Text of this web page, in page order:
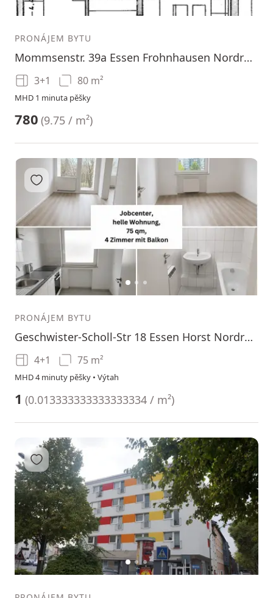
12
PRONÁJEM BYTU
Mommsenstr. 39a Essen Frohnhausen Nordrhein-Westfalen 45144
3+1 80 m²
MHD 1 minuta pěšky
780 (9.75 / m²)
12 3
Přidat do oblíbených
PRONÁJEM BYTU
Geschwister-Scholl-Str 18 Essen Horst Nordrhein-Westfalen 45279
4+1 75 m²
MHD 4 minuty pěšky • Výtah
1 (0.013333333333333334 / m²)
12 3
Přidat do oblíbených